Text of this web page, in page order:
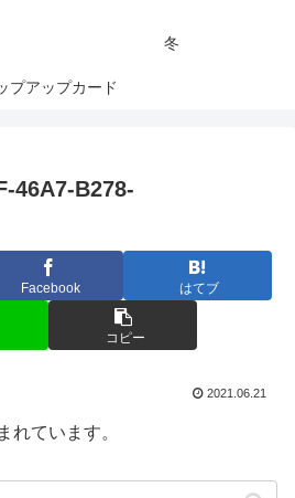
冬
プアップカード
46A7-B278-
Facebook はてブ
コピー
2021.06.21
れています。